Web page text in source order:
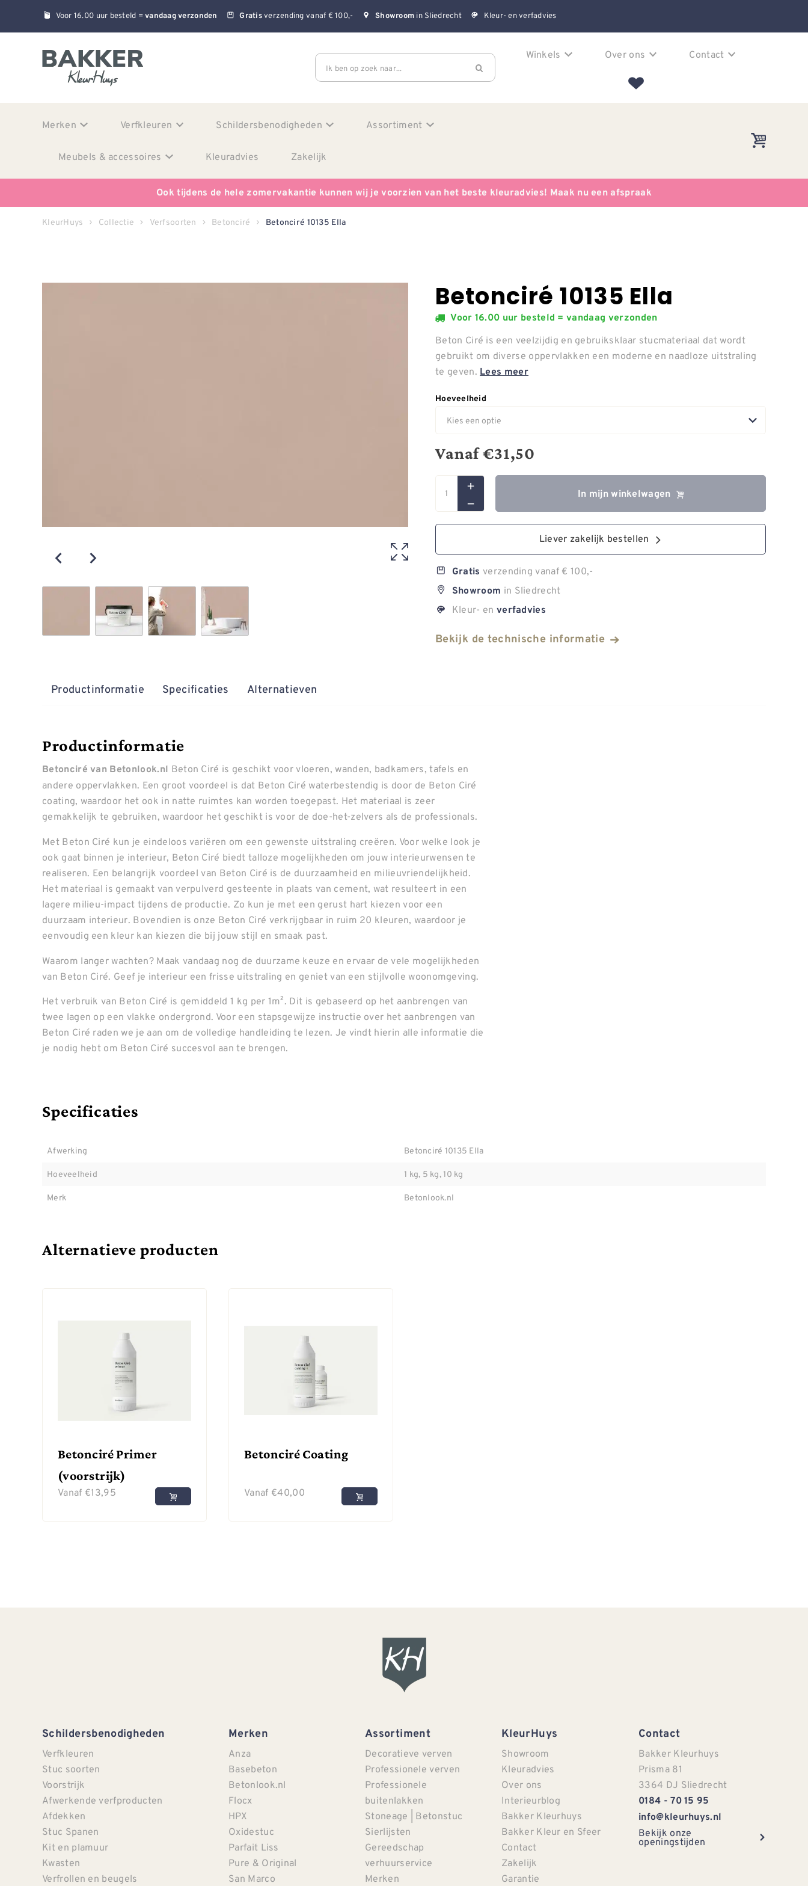
Voor 16.00 uur besteld =vandaag verzonden Gratisverzending vanaf € 100,- Showroom in Sliedrecht Kleur- en verfadvies
Ik ben op zoek naar...
Winkels Over ons Contact
Merken Verfkleuren Schildersbenodigheden Assortiment
Meubels & accessoires Kleuradvies Zakelijk
Ook tijdens de hele zomervakantie kunnen wij je voorzien van het beste kleuradvies! Maak nu een afspraak
KleurHuys Collectie Verfsoorten Betonciré Betonciré 10135 Ella
Betonciré 10135 Ella
Voor 16.00 uur besteld = vandaag verzonden
Beton Ciré is een veelzijdig en gebruiksklaar stucmateriaal dat wordt
gebruikt om diverse oppervlakken een moderne en naadloze uitstraling
te geven. Lees meer
Hoeveelheid
Vanaf€31,50
In mijn winkelwagen
Liever zakelijk bestellen
Gratis verzending vanaf € 100,-
Showroom in Sliedrecht
Kleur- en verfadvies
Bekijk de technische informatie
Productinformatie Specificaties Alternatieven
Productinformatie
Betonciré van Betonlook.nl Beton Ciré is geschikt voor vloeren, wanden, badkamers, tafels en
andere oppervlakken. Een groot voordeel is dat Beton Ciré waterbestendig is door de Beton Ciré
coating, waardoor het ook in natte ruimtes kan worden toegepast. Het materiaal is zeer
gemakkelijk te gebruiken, waardoor het geschikt is voor de doe-het-zelvers als de professionals.
Met Beton Ciré kun je eindeloos variëren om een gewenste uitstraling creëren. Voor welke look je
ook gaat binnen je interieur, Beton Ciré biedt talloze mogelijkheden om jouw interieurwensen te
realiseren. Een belangrijk voordeel van Beton Ciré is de duurzaamheid en milieuvriendelijkheid.
Het materiaal is gemaakt van verpulverd gesteente in plaats van cement, wat resulteert in een
lagere milieu-impact tijdens de productie. Zo kun je met een gerust hart kiezen voor een
duurzaam interieur. Bovendien is onze Beton Ciré verkrijgbaar in ruim 20 kleuren, waardoor je
eenvoudig een kleur kan kiezen die bij jouw stijl en smaak past.
Waarom langer wachten? Maak vandaag nog de duurzame keuze en ervaar de vele mogelijkheden
van Beton Ciré. Geef je interieur een frisse uitstraling en geniet van een stijlvolle woonomgeving.
Het verbruik van Beton Ciré is gemiddeld 1 kg per 1m². Dit is gebaseerd op het aanbrengen van
twee lagen op een vlakke ondergrond. Voor een stapsgewijze instructie over het aanbrengen van
Beton Ciré raden we je aan om de volledige handleiding te lezen. Je vindt hierin alle informatie die
je nodig hebt om Beton Ciré succesvol aan te brengen.
Specificaties
Afwerking
Betonciré 10135 Ella
Hoeveelheid
1 kg, 5 kg, 10 kg
Merk
Betonlook.nl
Alternatieve producten
Betonciré Primer
(voorstrijk)
Vanaf €13,95
Betonciré Coating
Vanaf €40,00
Schildersbenodigheden
Verfkleuren
Stuc soorten
Voorstrijk
Afwerkende verfproducten
Afdekken
Stuc Spanen
Kit en plamuur
Kwasten
Verfrollen en beugels
Merken
Anza
Basebeton
Betonlook.nl
Flocx
HPX
Oxidestuc
Parfait Liss
Pure & Original
San Marco
Assortiment
Decoratieve verven
Professionele verven
Professionele
buitenlakken
Stoneage | Betonstuc
Sierlijsten
Gereedschap
verhuurservice
Merken
KleurHuys
Showroom
Kleuradvies
Over ons
Interieurblog
Bakker Kleurhuys
Bakker Kleur en Sfeer
Contact
Zakelijk
Garantie
Contact
Bakker Kleurhuys
Prisma 81
3364 DJ Sliedrecht
0184 - 70 15 95
info@kleurhuys.nl
Bekijk onze
openingstijden